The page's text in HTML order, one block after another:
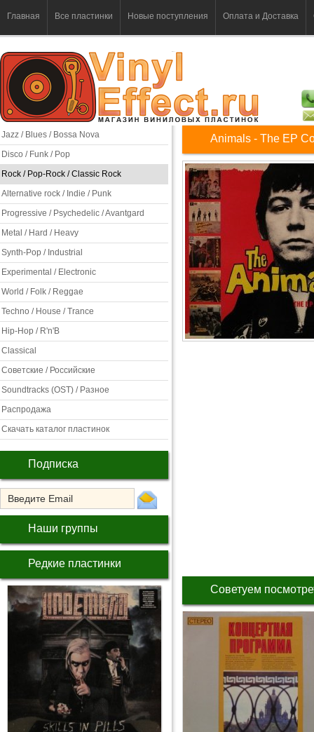
Главная Все пластинки Новые поступления Оплата и Доставка
Jazz / Blues / Bossa Nova
Disco / Funk / Pop
Rock / Pop-Rock / Classic Rock
Alternative rock / Indie / Punk
Progressive / Psychedelic / Avantgard
Metal / Hard / Heavy
Synth-Pop / Industrial
Experimental / Electronic
World / Folk / Reggae
Techno / House / Trance
Hip-Hop / R'n'B
Classical
Советские / Российские
Soundtracks (OST) / Разное
Распродажа
Скачать каталог пластинок
Подписка
Наши группы
Редкие пластинки
Animals - The EP
Советуем